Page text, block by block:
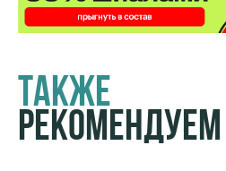
Также
Рекомендуем